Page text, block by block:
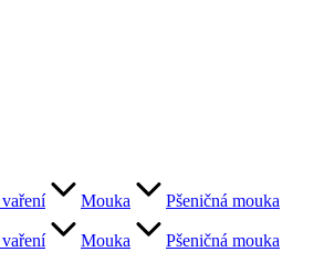
Mouka Pšeničná mouka
Mouka Pšeničná mouka